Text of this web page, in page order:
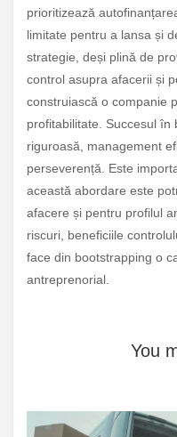
prioritizează
limitate pentru a lansa și
strategie, deși plină de
control asupra afacerii și
construiască o companie
profitabilitate. Succesul în
riguroasă, management
perseverență. Este
această abordare este
afacere și pentru profilul
riscuri, beneficiile
face din bootstrapping o
antreprenorial.
You